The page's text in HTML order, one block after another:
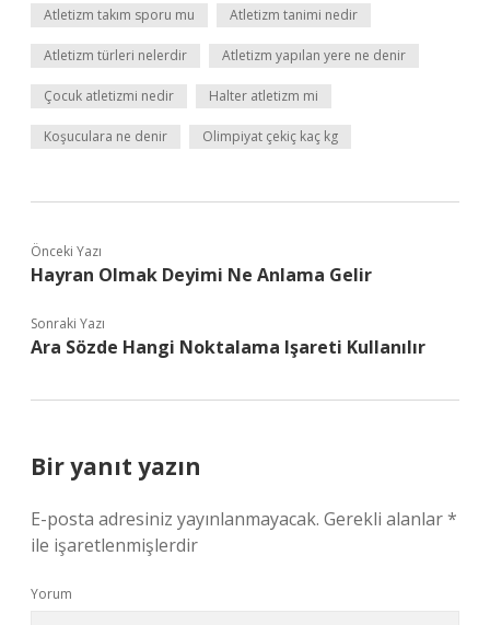
Atletizm takım sporu mu Atletizm tanimi nedir
Atletizm türleri nelerdir Atletizm yapılan yere ne denir
Çocuk atletizmi nedir Halter atletizm mi
Koşuculara ne denir Olimpiyat çekiç kaç kg
Önceki Yazı
Hayran Olmak Deyimi Ne Anlama Gelir
Sonraki Yazı
Ara Sözde Hangi Noktalama Işareti Kullanılır
Bir yanıt yazın
E-posta adresiniz yayınlanmayacak. Gerekli alanlar*
ile işaretlenmişlerdir
Yorum